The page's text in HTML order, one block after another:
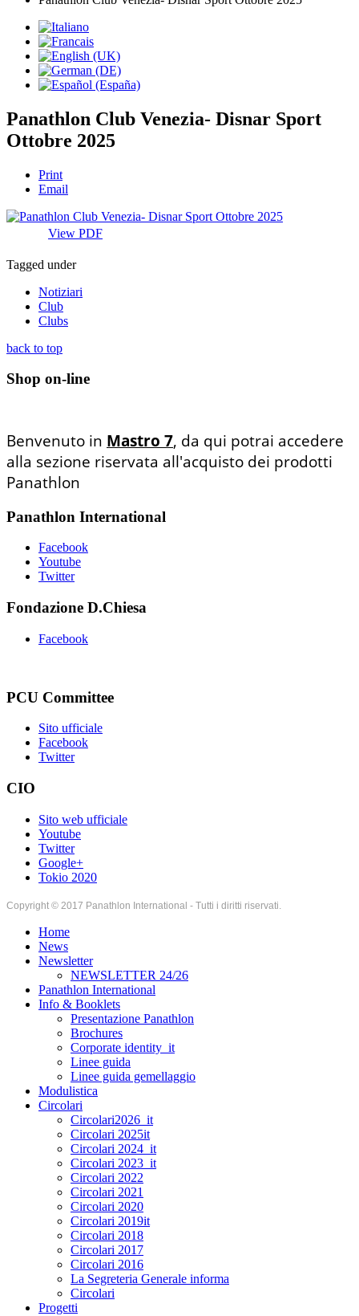
Panathlon Club Venezia- Disnar Sport
Ottobre 2025
Print
Email
View PDF
Tagged under
Notiziari
Club
Clubs
back to top
Shop on-line
Benvenuto in Mastro 7, da qui potrai accedere
alla sezione riservata all'acquisto dei prodotti
Panathlon
Panathlon International
Facebook
Youtube
Twitter
Fondazione D.Chiesa
Facebook
PCU Committee
Sito ufficiale
Facebook
Twitter
CIO
Sito web ufficiale
Youtube
Twitter
Google+
Tokio 2020
Copyright © 2017 Panathlon International - Tutti i diritti riservati.
Home
News
Newsletter
NEWSLETTER 24/26
Panathlon International
Info & Booklets
Presentazione Panathlon
Brochures
Corporate identity_it
Linee guida
Linee guida gemellaggio
Modulistica
Circolari
Circolari2026_it
Circolari 2025it
Circolari 2024_it
Circolari 2023_it
Circolari 2022
Circolari 2021
Circolari 2020
Circolari 2019it
Circolari 2018
Circolari 2017
Circolari 2016
La Segreteria Generale informa
Circolari
Progetti